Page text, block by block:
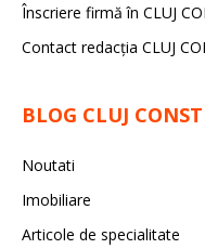
Înscriere firmă în CLUJ
Contact redacția CLUJ
BLOG CLUJ
Noutati
Imobiliare
Articole de specialitate